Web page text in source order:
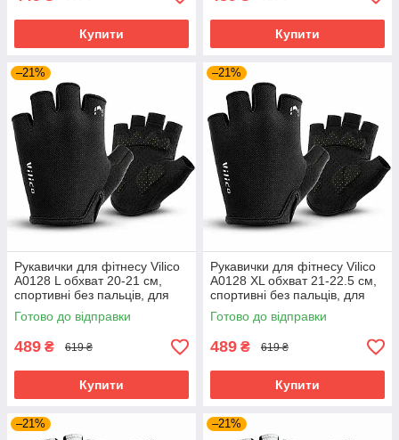
Купити Купити
–21%
Рукавички для фітнесу Vilico
А0128 L обхват 20-21 см,
спортивні без пальців, для
тренажерного залу та
силових тренувань, чорні
Готово до відправки
489 ₴ 619 ₴
Купити
–21%
Рукавички для фітнесу Vilico
А0128 XL обхват 21-22.5 см,
спортивні без пальців, для
тренажерного залу та
силових тренувань, чорні
Готово до відправки
489 ₴ 619 ₴
Купити
–21% –21%